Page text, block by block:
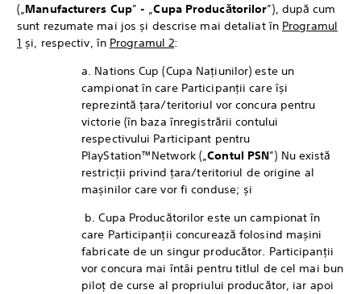
(„Manufacturers Cup” - „Cupa Producătorilor”), după cum
sunt rezumate mai jos și descrise mai detaliat în Programul
1 și, respectiv, în Programul 2:
a. Nations Cup (Cupa Națiunilor) este un
campionat în care Participanții care își
reprezintă țara/teritoriul vor concura pentru
victorie (în baza înregistrării contului
respectivului Participant pentru
PlayStation™Network („Contul PSN”) Nu există
restricții privind țara/teritoriul de origine al
mașinilor care vor fi conduse; și
b. Cupa Producătorilor este un campionat în
care Participanții concurează folosind mașini
fabricate de un singur producător. Participanții
vor concura mai întâi pentru titlul de cel mai bun
piloț de curse al propriului producător, iar apoi